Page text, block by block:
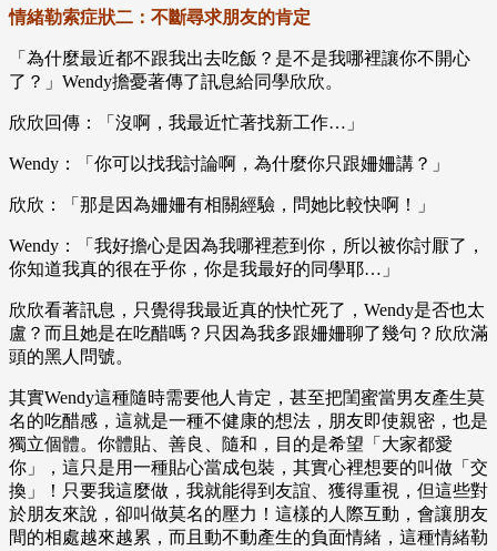
情緒勒索症狀二：不斷尋求朋友的肯定
「為什麼最近都不跟我出去吃飯？是不是我哪裡讓你不開心
了？」Wendy擔憂著傳了訊息給同學欣欣。
欣欣回傳：「沒啊，我最近忙著找新工作…」
Wendy：「你可以找我討論啊，為什麼你只跟姍姍講？」
欣欣：「那是因為姍姍有相關經驗，問她比較快啊！」
Wendy：「我好擔心是因為我哪裡惹到你，所以被你討厭了，
你知道我真的很在乎你，你是我最好的同學耶…」
欣欣看著訊息，只覺得我最近真的快忙死了，Wendy是否也太
盧？而且她是在吃醋嗎？只因為我多跟姍姍聊了幾句？欣欣滿
頭的黑人問號。
其實Wendy這種隨時需要他人肯定，甚至把閨蜜當男友產生莫
名的吃醋感，這就是一種不健康的想法，朋友即使親密，也是
獨立個體。你體貼、善良、隨和，目的是希望「大家都愛
你」，這只是用一種貼心當成包裝，其實心裡想要的叫做「交
換」！只要我這麼做，我就能得到友誼、獲得重視，但這些對
於朋友來說，卻叫做莫名的壓力！這樣的人際互動，會讓朋友
間的相處越來越累，而且動不動產生的負面情緒，這種情緒勒